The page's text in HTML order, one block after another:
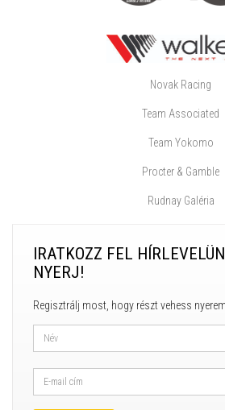
Novak Racing
Team Associated
Team Yokomo
Procter & Gamble
Rudnay Galéria
IRATKOZZ FEL
NYERJ!
Regisztrálj most, hogy részt vehess